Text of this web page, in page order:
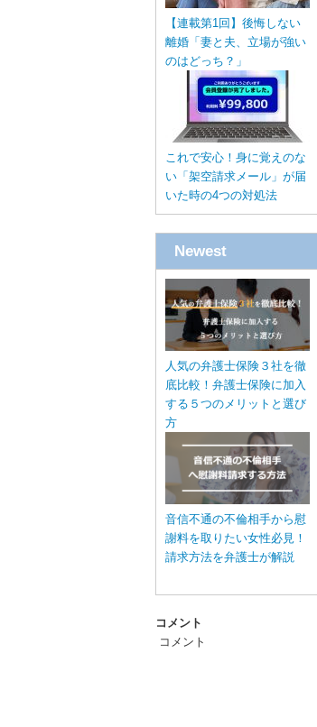
【連載第1回】後悔しない
離婚「妻と夫、立場が強い
のはどっち？」
これで安心！身に覚えのな
い「架空請求メール」が届
いた時の4つの対処法
Newest
人気の弁護士保険３社を徹
底比較！弁護士保険に加入
する５つのメリットと選び
方
音信不通の不倫相手から慰
謝料を取りたい女性必見！
請求方法を弁護士が解説
コメント
コメント